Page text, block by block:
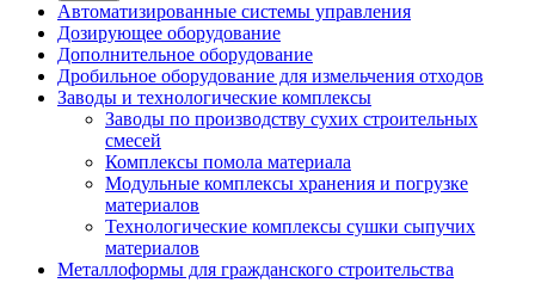
Автоматизированные системы управления
Дозирующее оборудование
Дополнительное оборудование
Дробильное оборудование для измельчения отходов
Заводы и технологические комплексы
Заводы по производству сухих строительных
смесей
Комплексы помола материала
Модульные комплексы хранения и погрузке
материалов
Технологические комплексы сушки сыпучих
материалов
Металлоформы для гражданского строительства